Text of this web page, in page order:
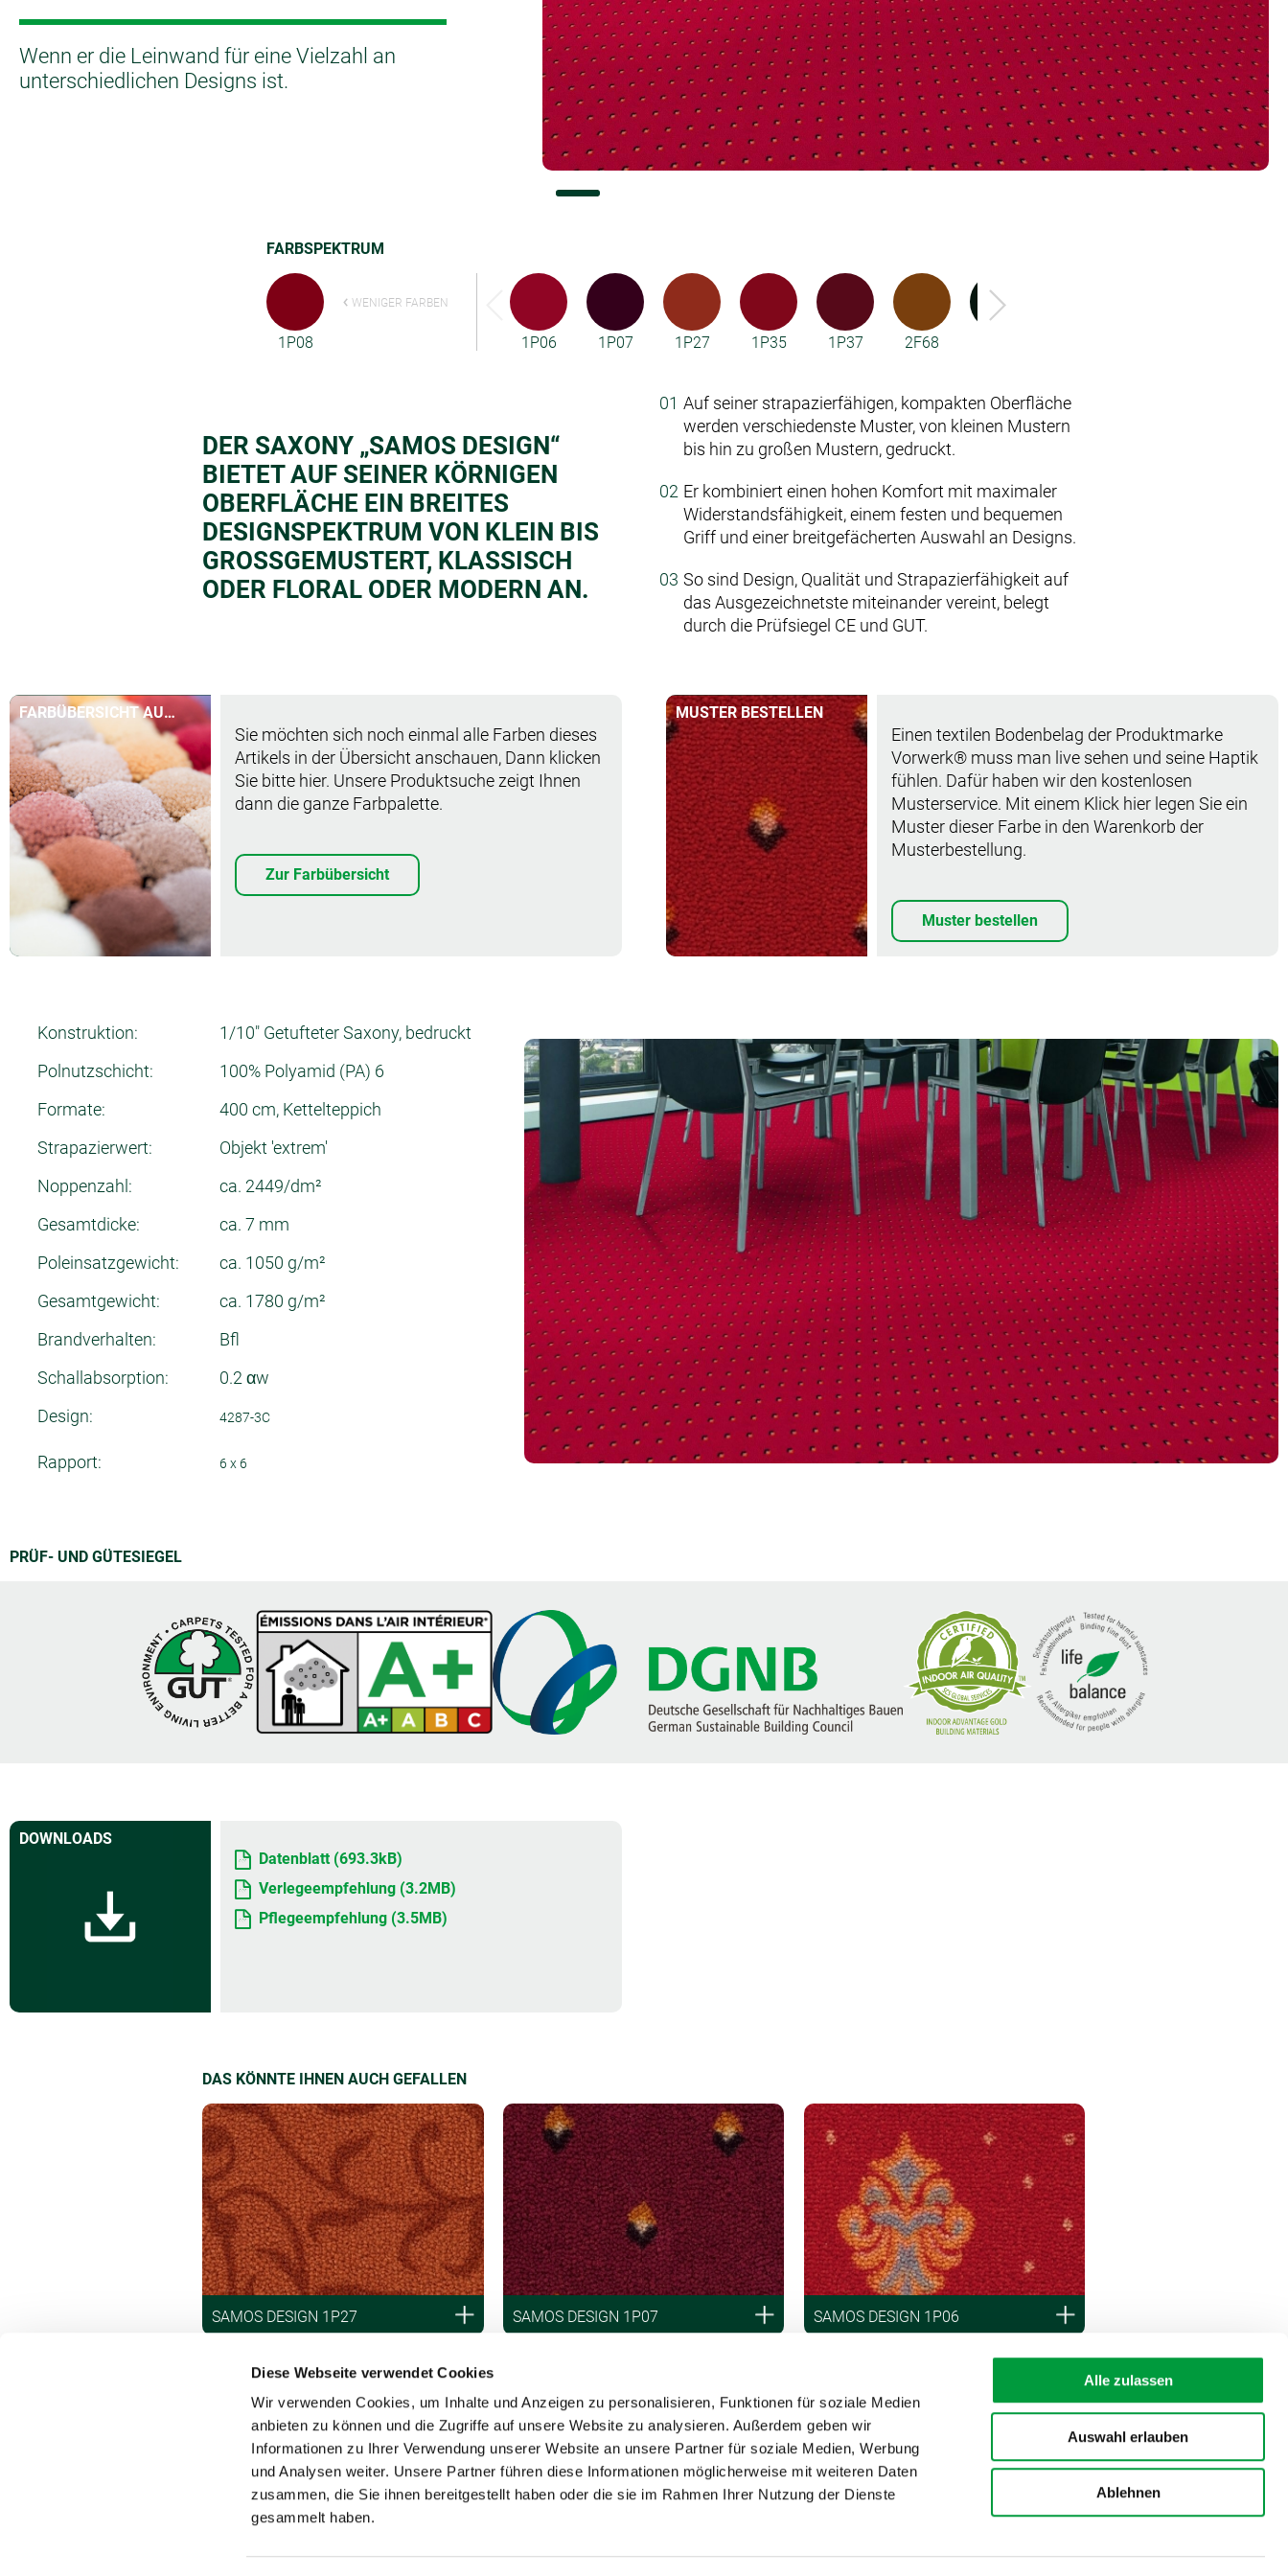
Diese Webseite verwendet Cookies
Wir verwenden Cookies, um Inhalte und Anzeigen zu personalisieren, Funktionen für soziale Medien
anbieten zu können und die Zugriffe auf unsere Website zu analysieren. Außerdem geben wir
Informationen zu Ihrer Verwendung unserer Website an unsere Partner für soziale Medien, Werbung
und Analysen weiter. Unsere Partner führen diese Informationen möglicherweise mit weiteren Daten
zusammen, die Sie ihnen bereitgestellt haben oder die sie im Rahmen Ihrer Nutzung der Dienste
gesammelt haben.
Alle zulassen
Auswahl erlauben
Ablehnen
Konfiguratoren
Wenn er die Leinwand für eine Vielzahl an
unterschiedlichen Designs ist.
FARBSPEKTRUM
1P08
WENIGER FARBEN
1P06 1P07 1P27 1P35 1P37 2F68
DER SAXONY „SAMOS DESIGN“
BIETET AUF SEINER KÖRNIGEN
OBERFLÄCHE EIN BREITES
DESIGNSPEKTRUM VON KLEIN BIS
GROSSGEMUSTERT, KLASSISCH O
DER FLORAL ODER MODERN AN.
Auf seiner strapazierfähigen, kompakten Oberfläche
werden verschiedenste Muster, von kleinen Mustern
bis hin zu großen Mustern, gedruckt.
Er kombiniert einen hohen Komfort mit maximaler
Widerstandsfähigkeit, einem festen und bequemen
Griff und einer breitgefächerten Auswahl an Designs.
So sind Design, Qualität und Strapazierfähigkeit auf
das Ausgezeichnetste miteinander vereint, belegt
durch die Prüfsiegel CE und GUT.
FARBÜBERSICHT AUF
EINEN BLICK
Sie möchten sich noch einmal alle Farben dieses
Artikels in der Übersicht anschauen, Dann klicken
Sie bitte hier. Unsere Produktsuche zeigt Ihnen
dann die ganze Farbpalette.
Zur Farbübersicht
MUSTER BESTELLEN
Muster bestellen
Einen textilen Bodenbelag der Produktmarke
Vorwerk® muss man live sehen und seine Haptik
fühlen. Dafür haben wir den kostenlosen
Musterservice. Mit einem Klick hier legen Sie ein
Muster dieser Farbe in den Warenkorb der
Musterbestellung.
Muster bestellen
Konstruktion:
1/10" Getufteter Saxony, bedruckt
Polnutzschicht:
100% Polyamid (PA) 6
Formate:
400 cm, Kettelteppich
Strapazierwert:
Objekt 'extrem'
Noppenzahl:
ca. 2449/dm²
Gesamtdicke:
ca. 7 mm
Poleinsatzgewicht:
ca. 1050 g/m²
Gesamtgewicht:
ca. 1780 g/m²
Brandverhalten:
Bfl
Schallabsorption:
0.2 αw
Design:
4287-3C
Rapport: 6 x 6
PRÜF- UND GÜTESIEGEL
DOWNLOADS
Datenblatt (693.3kB)
Verlegeempfehlung (3.2MB)
Pflegeempfehlung (3.5MB)
DAS KÖNNTE IHNEN AUCH GEFALLEN
SAMOS DESIGN 1P27 SAMOS DESIGN 1P07 SAMOS DESIGN 1P06